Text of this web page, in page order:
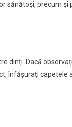
sănătoși, precum și
dinți. Dacă
înfășurați capetele